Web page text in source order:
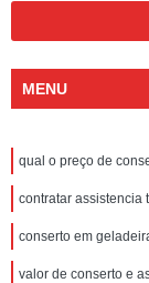
MENU
qual o preço de
contratar assistencia
conserto em
valor de conserto e